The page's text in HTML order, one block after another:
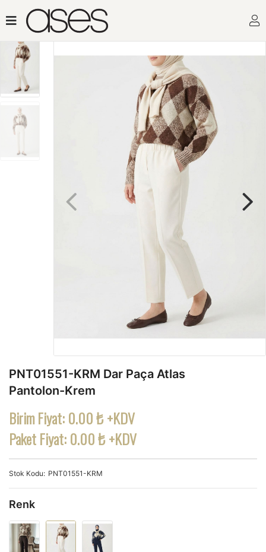
PNT01551-KRM Dar Paça Atlas
Pantolon-Krem
Birim Fiyat:0.00 ₺ +KDV
Paket Fiyat:0.00 ₺ +KDV
Stok Kodu PNT01551-KRM
Renk